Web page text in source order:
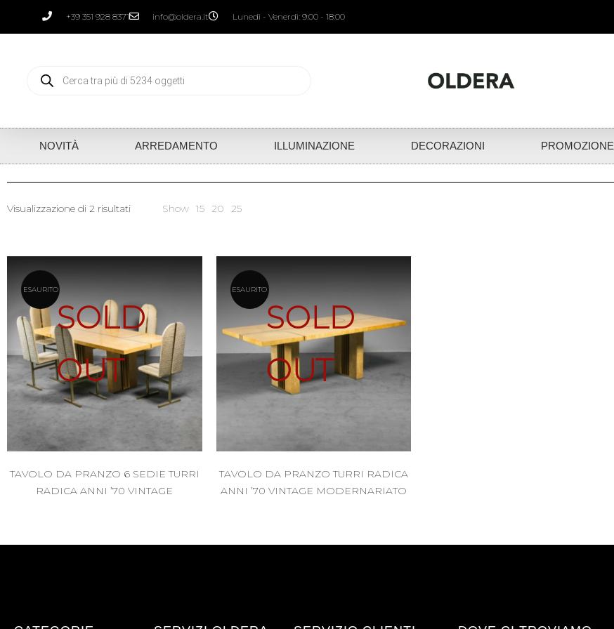
+39 351 928 8371 info@oldera.it Lunedì - Venerdì: 9:00 - 18:00
NOVITÀ ARREDAMENTO ILLUMINAZIONE DECORAZIONI PROMOZIONE
Visualizzazione di 2 risultati Show 15 20 25
SOLD
OUT
ESAURITO
TAVOLO DA PRANZO 6 SEDIE TURRI
RADICA ANNI ’70 VINTAGE
SOLD
OUT
ESAURITO
TAVOLO DA PRANZO TURRI RADICA
ANNI ’70 VINTAGE MODERNARIATO